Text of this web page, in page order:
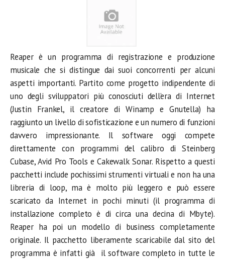
Reaper è un programma di registrazione e produzione
musicale che si distingue dai suoi concorrenti per alcuni
aspetti importanti. Partito come progetto indipendente di
uno degli sviluppatori più conosciuti dell’era di Internet
(Justin Frankel, il creatore di Winamp e Gnutella) ha
raggiunto un livello di sofisticazione e un numero di funzioni
davvero impressionante. Il software oggi compete
direttamente con programmi del calibro di Steinberg
Cubase, Avid Pro Tools e Cakewalk Sonar. Rispetto a questi
pacchetti include pochissimi strumenti virtuali e non ha una
libreria di loop, ma è molto più leggero e può essere
scaricato da Internet in pochi minuti (il programma di
installazione completo è di circa una decina di Mbyte).
Reaper ha poi un modello di business completamente
originale. Il pacchetto liberamente scaricabile dal sito del
programma è infatti già il software completo in tutte le